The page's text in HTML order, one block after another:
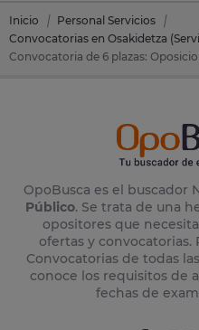
Inicio
Personal Servicios
OpoBusca es el buscador
Público. Se trata de una
opositores que
ofertas y convocatorias.
Convocatorias de todas
conoce los requisitos de
fechas de